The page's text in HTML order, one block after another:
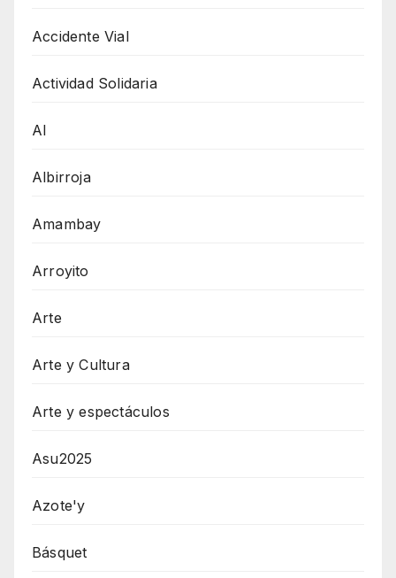
Accidente Vial
Actividad Solidaria
AI
Albirroja
Amambay
Arroyito
Arte
Arte y Cultura
Arte y espectáculos
Asu2025
Azote'y
Básquet